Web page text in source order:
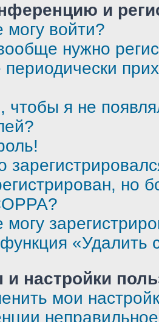
и
могу войти?
нужно
чтобы я не
но
«Удалить
настройки
мои